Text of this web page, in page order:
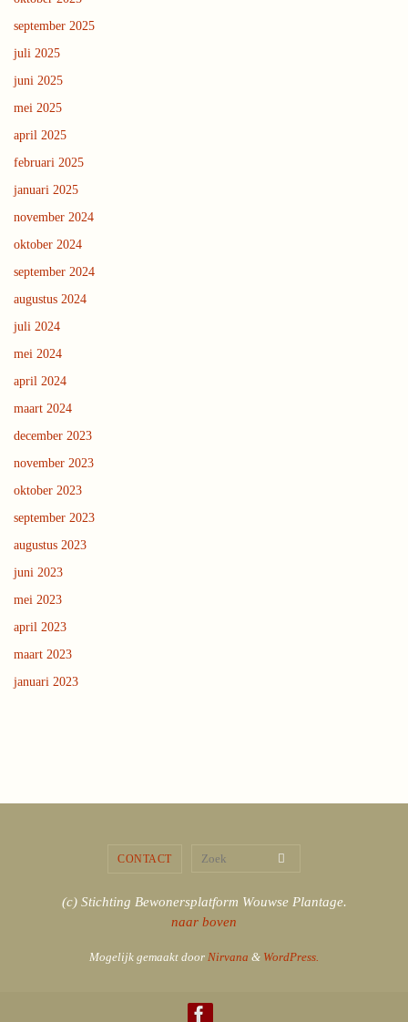
september 2025
juli 2025
juni 2025
mei 2025
april 2025
februari 2025
januari 2025
november 2024
oktober 2024
september 2024
augustus 2024
juli 2024
mei 2024
april 2024
maart 2024
december 2023
november 2023
oktober 2023
september 2023
augustus 2023
juni 2023
mei 2023
april 2023
maart 2023
januari 2023
CONTACT Zoek
(c) Stichting Bewonersplatform Wouwse Plantage.
naar boven
Mogelijk gemaakt door Nirvana & WordPress.